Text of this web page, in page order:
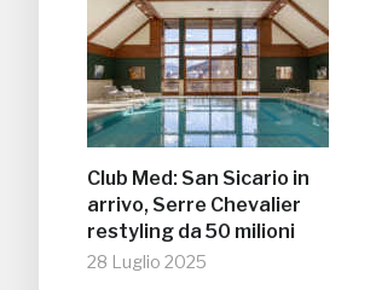
Club Med: San Sicario in
arrivo, Serre Chevalier
restyling da 50 milioni
28 Luglio 2025